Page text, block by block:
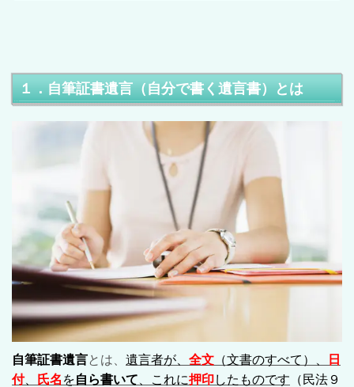
１．自筆証書遺言（自分で書く遺言書）とは
自筆証書遺言とは、 遺言者が、 全文 （文書のすべて）、
日
付、 氏名 を自ら書いて 、これに押印したものです （民法９